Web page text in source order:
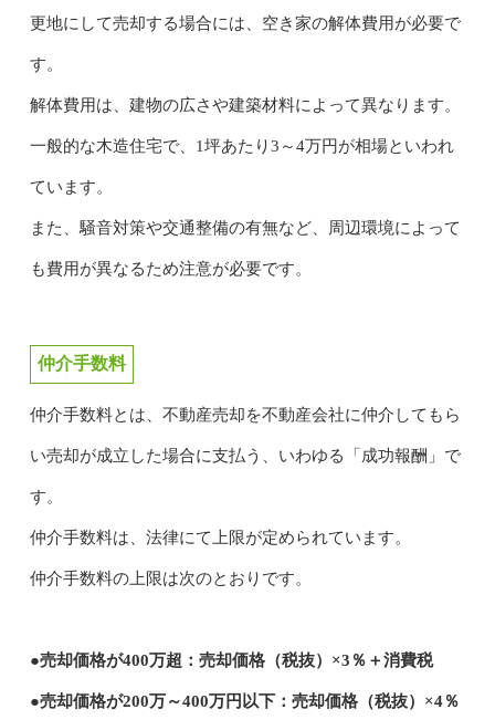
更地にして売却する場合には、空き家の解体費用が必要で
す。
解体費用は、建物の広さや建築材料によって異なります。
一般的な木造住宅で、1坪あたり3～4万円が相場といわれ
ています。
また、騒音対策や交通整備の有無など、周辺環境によって
も費用が異なるため注意が必要です。
仲介手数料
仲介手数料とは、不動産売却を不動産会社に仲介してもら
い売却が成立した場合に支払う、いわゆる「成功報酬」で
す。
仲介手数料は、法律にて上限が定められています。
仲介手数料の上限は次のとおりです。
●売却価格が400万超：売却価格（税抜）×3％＋消費税
●売却価格が200万～400万円以下：売却価格（税抜）×4％